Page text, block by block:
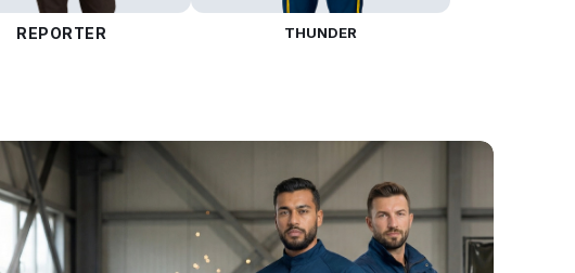
REPORTER THUNDER